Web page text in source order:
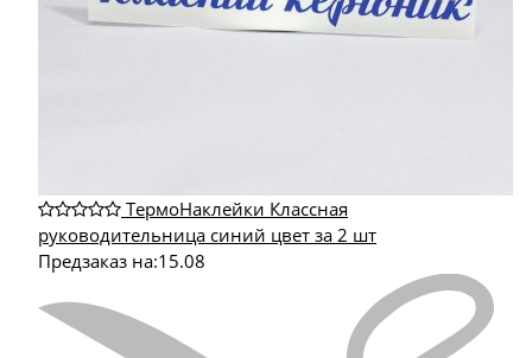
ТермоНаклейки Классная
руководительница синий цвет за 2 шт
Предзаказ на:15.08